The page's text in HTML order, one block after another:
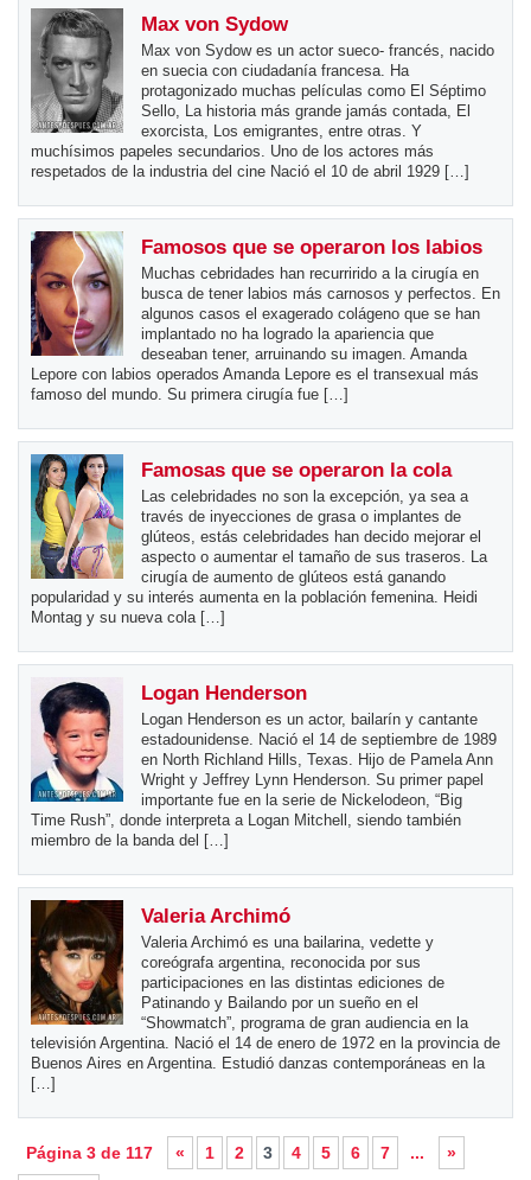
Max von Sydow
Max von Sydow es un actor sueco- francés, nacido
en suecia con ciudadanía francesa. Ha
protagonizado muchas películas como El Séptimo
Sello, La historia más grande jamás contada, El
exorcista, Los emigrantes, entre otras. Y
muchísimos papeles secundarios. Uno de los actores más
respetados de la industria del cine Nació el 10 de abril 1929 […]
Famosos que se operaron los labios
Muchas cebridades han recurrirido a la cirugía en
busca de tener labios más carnosos y perfectos. En
algunos casos el exagerado colágeno que se han
implantado no ha logrado la apariencia que
deseaban tener, arruinando su imagen. Amanda
Lepore con labios operados Amanda Lepore es el transexual más
famoso del mundo. Su primera cirugía fue […]
Famosas que se operaron la cola
Las celebridades no son la excepción, ya sea a
través de inyecciones de grasa o implantes de
glúteos, estás celebridades han decido mejorar el
aspecto o aumentar el tamaño de sus traseros. La
cirugía de aumento de glúteos está ganando
popularidad y su interés aumenta en la población femenina. Heidi
Montag y su nueva cola […]
Logan Henderson
Logan Henderson es un actor, bailarín y cantante
estadounidense. Nació el 14 de septiembre de 1989
en North Richland Hills, Texas. Hijo de Pamela Ann
Wright y Jeffrey Lynn Henderson. Su primer papel
importante fue en la serie de Nickelodeon, “Big
Time Rush”, donde interpreta a Logan Mitchell, siendo también
miembro de la banda del […]
Valeria Archimó
Valeria Archimó es una bailarina, vedette y
coreógrafa argentina, reconocida por sus
participaciones en las distintas ediciones de
Patinando y Bailando por un sueño en el
“Showmatch”, programa de gran audiencia en la
televisión Argentina. Nació el 14 de enero de 1972 en la provincia de
Buenos Aires en Argentina. Estudió danzas contemporáneas en la
[…]
Página 3 de 117 « 1 2 3 4 5 6 7 ... »